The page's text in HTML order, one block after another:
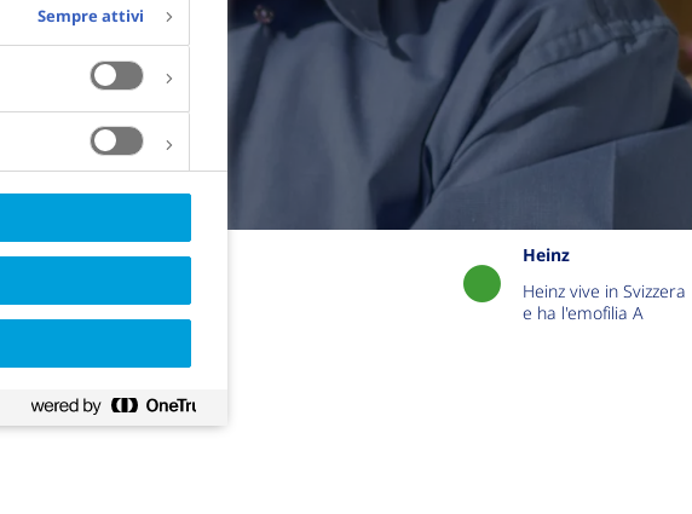
Heinz
Heinz vive in Svizzera
e ha l'emofilia A
Sempre attivi